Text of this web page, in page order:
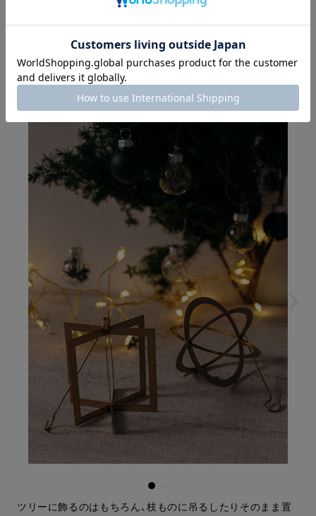
ITEM.03 クリスマスを彩るオーナメント
主役とまでは言えないものの、クリスマスの演出に外せない
のがオーナメント。
今年は、ドライフラワーを入れた小ぶりなオーナメントとシ
ックなGOLDのオーナメントをご用意いたしました。
ツリーに飾るのはもちろん、枝ものに吊るしたりそのまま置